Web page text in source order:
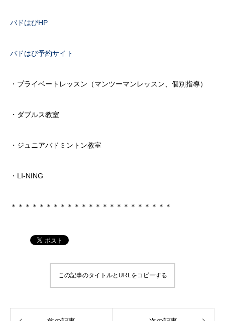
バドはびHP
バドはび予約サイト
・プライベートレッスン（マンツーマンレッスン、個別指導）
・ダブルス教室
・ジュニアバドミントン教室
・LI-NING
＊＊＊＊＊＊＊＊＊＊＊＊＊＊＊＊＊＊＊＊＊＊＊
この記事のタイトルとURLをコピーする